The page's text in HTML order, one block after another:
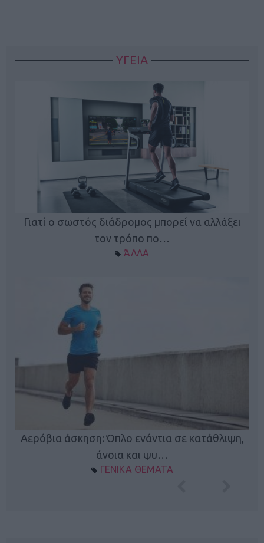
ΥΓΕΙΑ
Γιατί ο σωστός διάδρομος μπορεί να αλλάξει
τον τρόπο πο…
ΆΛΛΑ
Αερόβια άσκηση: Όπλο ενάντια σε κατάθλιψη,
άνοια και ψυ…
ΓΕΝΙΚΑ ΘΕΜΑΤΑ